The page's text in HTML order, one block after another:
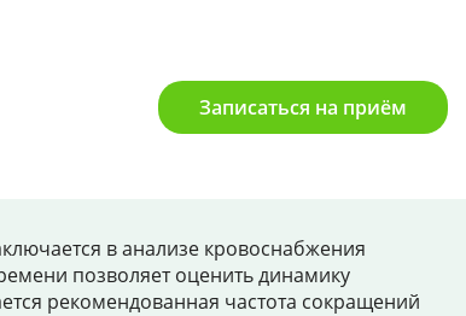
Записаться на приём
в анализе кровоснабжения
позволяет оценить динамику
рекомендованная частота сокращений